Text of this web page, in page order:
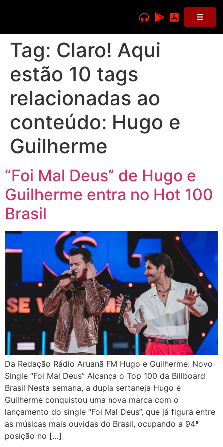
Tag: Claro! Aqui
estão 10 tags
relacionadas ao
conteúdo: Hugo e
Guilherme
“Foi Mal Deus” de Hugo e
Guilherme entra no Hot 100
Brasil
Da Redação Rádio Aruanã FM Hugo e Guilherme: Novo
Single “Foi Mal Deus” Alcança o Top 100 da Billboard
Brasil Nesta semana, a dupla sertaneja Hugo e
Guilherme conquistou uma nova marca com o
lançamento do single “Foi Mal Deus”, que já figura entre
as músicas mais ouvidas do Brasil, ocupando a 94ª
posição no […]